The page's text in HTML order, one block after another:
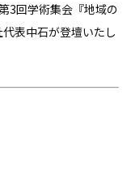
3回学術集会『地域の
表中石が登壇いたし